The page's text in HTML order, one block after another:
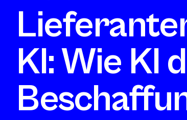
KI: Wie KI